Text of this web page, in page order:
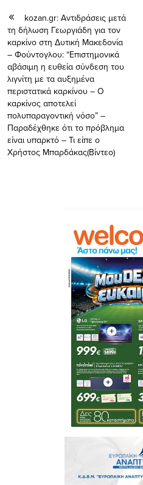
kozan.gr: Αντιδράσεις μετά
τη δήλωση Γεωργιάδη για τον
καρκίνο στη Δυτική Μακεδονία
– Φούντογλου: “Eπιστημονικά
αβάσιμη η ευθεία σύνδεση του
λιγνίτη με τα αυξημένα
περιστατικά καρκίνου – Ο
καρκίνος αποτελεί
πολυπαραγοντική νόσο” –
Παραδέχθηκε ότι το πρόβλημα
είναι υπαρκτό – Τι είπε ο
Χρήστος Μπαρδάκας(Βίντεο)